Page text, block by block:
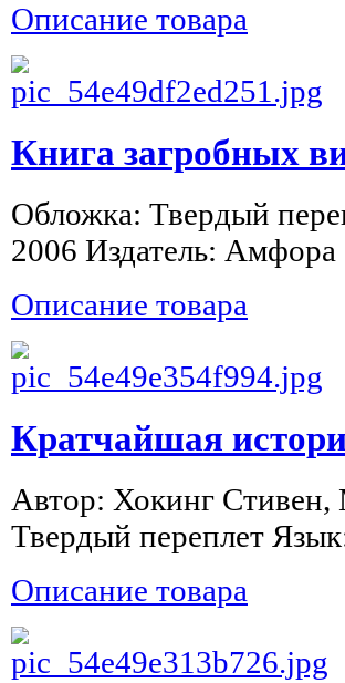
Описание товара
Книга загробных
Обложка: Твердый
2006 Издатель: Амфора
Описание товара
Кратчайшая
Автор: Хокинг
Твердый переплет
Описание товара